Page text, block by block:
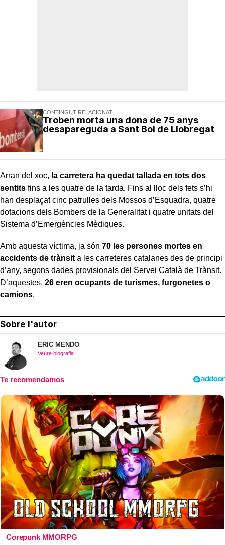
CONTINGUT RELACIONAT
Troben morta una dona de 75 anys
desapareguda a Sant Boi de Llobregat
Arran del xoc, la carretera ha quedat tallada en tots dos
sentits fins a les quatre de la tarda. Fins al lloc dels fets s’hi
han desplaçat cinc patrulles dels Mossos d’Esquadra, quatre
dotacions dels Bombers de la Generalitat i quatre unitats del
Sistema d’Emergències Mèdiques.
Amb aquesta víctima, ja són 70 les persones mortes en
accidents de trànsit a les carreteres catalanes des de principi
d’any, segons dades provisionals del Servei Català de Trànsit.
D’aquestes, 26 eren ocupants de turismes, furgonetes o
camions.
Sobre l'autor
ERIC MENDO
Veure biografia
Corepunk MMORPG